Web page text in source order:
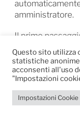
amministratore.
Il primo
un documento
di guida o
Terminata la
accedere a
Questo sito
statistiche
acconsenti all'uso
"Impostazioni
Impostazioni Cookie